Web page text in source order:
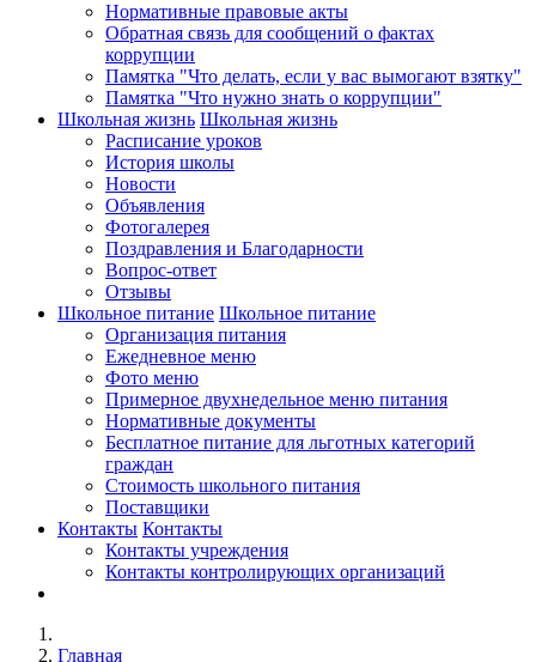
Нормативные правовые акты
Обратная связь для сообщений о фактах
коррупции
Памятка "Что делать, если у вас вымогают взятку"
Памятка "Что нужно знать о коррупции"
Школьная жизнь Школьная жизнь
Расписание уроков
История школы
Новости
Объявления
Фотогалерея
Поздравления и Благодарности
Вопрос-ответ
Отзывы
Школьное питание Школьное питание
Организация питания
Ежедневное меню
Фото меню
Примерное двухнедельное меню питания
Нормативные документы
Бесплатное питание для льготных категорий
граждан
Стоимость школьного питания
Поставщики
Контакты Контакты
Контакты учреждения
Контакты контролирующих организаций
Главная